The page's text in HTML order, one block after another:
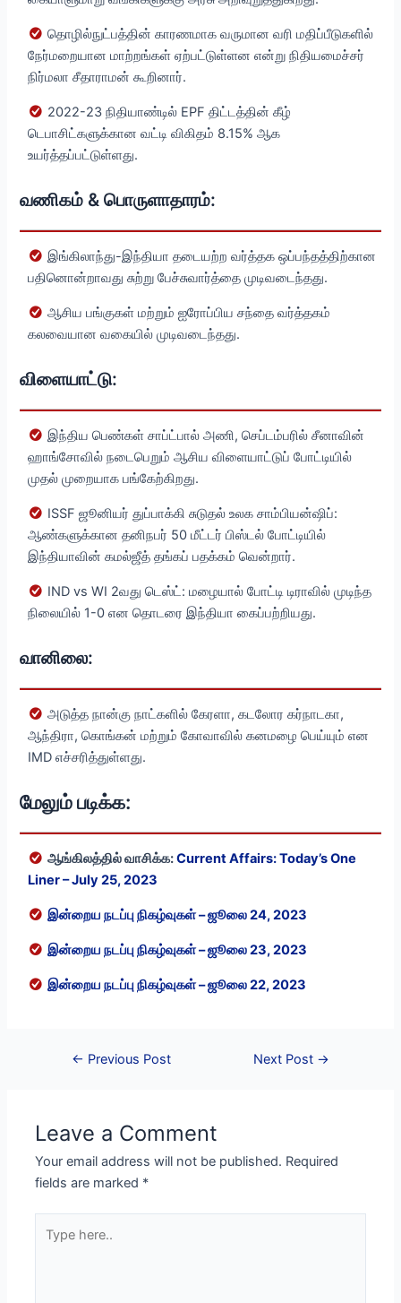
தொழில்நுட்பத்தின் காரணமாக வருமான வரி மதிப்பீடுகளில்
நேர்மறையான மாற்றங்கள் ஏற்பட்டுள்ளன என்று நிதியமைச்சர்
நிர்மலா சீதாராமன் கூறினார்.
2022-23 நிதியாண்டில் EPF திட்டத்தின் கீழ்
டெபாசிட்களுக்கான வட்டி விகிதம் 8.15% ஆக
உயர்த்தப்பட்டுள்ளது.
வணிகம் & பொருளாதாரம்:
இங்கிலாந்து-இந்தியா தடையற்ற வர்த்தக ஒப்பந்தத்திற்கான
பதினொன்றாவது சுற்று பேச்சுவார்த்தை முடிவடைந்தது.
ஆசிய பங்குகள் மற்றும் ஐரோப்பிய சந்தை வர்த்தகம்
கலவையான வகையில் முடிவடைந்தது.
விளையாட்டு:
இந்திய பெண்கள் சாப்ட்பால் அணி, செப்டம்பரில் சீனாவின்
ஹாங்சோவில் நடைபெறும் ஆசிய விளையாட்டுப் போட்டியில்
முதல் முறையாக பங்கேற்கிறது.
ISSF ஜூனியர் துப்பாக்கி சுடுதல் உலக சாம்பியன்ஷிப்:
ஆண்களுக்கான தனிநபர் 50 மீட்டர் பிஸ்டல் போட்டியில்
இந்தியாவின் கமல்ஜீத் தங்கப் பதக்கம் வென்றார்.
IND vs WI 2வது டெஸ்ட்: மழையால் போட்டி டிராவில் முடிந்த
நிலையில் 1-0 என தொடரை இந்தியா கைப்பற்றியது.
வானிலை:
அடுத்த நான்கு நாட்களில் கேரளா, கடலோர கர்நாடகா,
ஆந்திரா, கொங்கன் மற்றும் கோவாவில் கனமழை பெய்யும் என
IMD எச்சரித்துள்ளது.
மேலும் படிக்க:
ஆங்கிலத்தில் வாசிக்க:Current Affairs: Today’s One
Liner – July 25, 2023
இன்றைய நடப்பு நிகழ்வுகள் – ஜூலை 24, 2023
இன்றைய நடப்பு நிகழ்வுகள் – ஜூலை 23, 2023
இன்றைய நடப்பு நிகழ்வுகள் – ஜூலை 22, 2023
Post← Previous Post Next Post →
Leave a Comment
Your email address will not be published. Required
fields are marked *
here..